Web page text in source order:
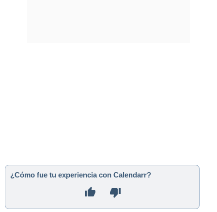
¿Cómo fue tu experiencia con Calendarr?